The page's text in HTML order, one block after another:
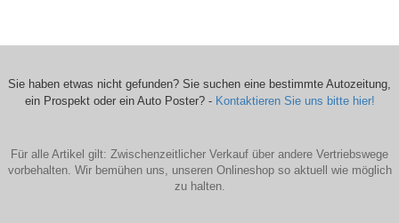
Sie haben etwas nicht gefunden? Sie suchen eine bestimmte Autozeitung,
ein Prospekt oder ein Auto Poster? - Kontaktieren Sie uns bitte hier!
Für alle Artikel gilt: Zwischenzeitlicher Verkauf über andere Vertriebswege
vorbehalten. Wir bemühen uns, unseren Onlineshop so aktuell wie möglich
zu halten.